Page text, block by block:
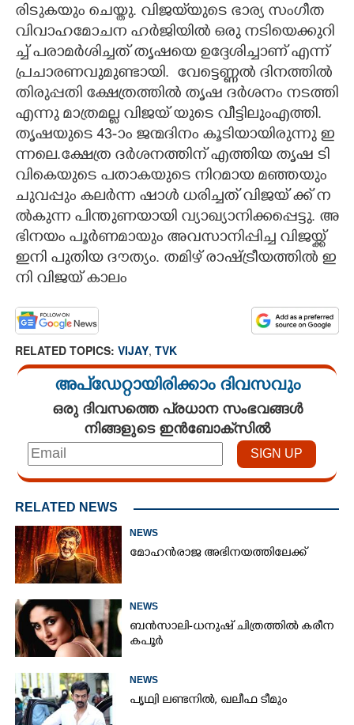
രിടുകയും ചെയ്തു. ​വി​ജ​യ്‌​യു​ടെ​ ​ഭാ​ര്യ​ ​സം​ഗീ​ത​ ​
വി​വാ​ഹ​മോ​ച​ന​ ​ഹ​ർ​ജി​യി​ൽ​ ​ഒ​രു​ ​ന​ടി​യെ​ക്കു​റി​
ച്ച് ​പ​രാ​മ​ർ​ശി​ച്ച​ത് ​തൃ​ഷ​യെ​ ​ഉ​ദ്ദേ​ശി​ച്ചാ​ണ് ​എ​ന്ന് ​
പ്ര​ചാ​ര​ണ​വു​മു​ണ്ടാ​യി.​ ​ വേ​ട്ടെ​ണ്ണ​ൽ​ ​ദി​ന​ത്തി​ൽ​ ​
തി​രു​പ്പ​തി​ ​ക്ഷേ​ത്ര​ത്തി​ൽ​ ​തൃ​ഷ​ ​ദ​ർ​ശ​നം​ ​ന​ട​ത്തി​
​എ​ന്നു​ ​മാ​ത്ര​മ​ല്ല​ ​വി​ജ​യ് ​യു​ടെ​ ​വീ​ട്ടി​ലുംഎ​ത്തി.
തൃ​ഷ​യു​ടെ​ 43​-ാം​ ​ജ​ന്മ​ദി​നം​ ​കൂ​ടി​യാ​യി​രു​ന്നു​ ​ഇ​
ന്ന​ലെ.​ക്ഷേ​ത്ര​ ​ദ​ർ​ശ​ന​ത്തി​ന് ​എ​ത്തി​യ​ ​തൃ​ഷ​ ​ടി​
വി​കെ​യു​ടെ​ ​പ​താ​ക​യു​ടെ​ ​നി​റ​മാ​യ​ ​മ​ഞ്ഞ​യും​ ​
ചു​വ​പ്പും​ ​ക​ല​ർ​ന്ന​ ​ഷാൾ ​ധ​രി​ച്ച​ത് വി​ജ​യ് ​ക്ക് ​ന​
ൽ​കു​ന്ന​ ​പി​ന്തു​ണ​യാ​യി​ ​വ്യാ​ഖ്യാ​നി​ക്ക​പ്പെ​ട്ടു. ​അ​
ഭി​ന​യം​ ​പൂ​ർ​ണ​മാ​യും​ ​അ​വ​സാ​നി​പ്പി​ച്ച​ ​വി​ജയ്ക്ക്
ഇനി പുതിയ ദൗത്യം.​ ​ത​മി​ഴ് ​രാ​ഷ്ട്രീ​യ​ത്തി​ൽ​ ​ഇ​
നി​ ​വി​ജ​യ് ​കാ​ലം
RELATED TOPICS: VIJAY, TVK
അപ്ഡേറ്റായിരിക്കാം ദിവസവും
ഒരു ദിവസത്തെ പ്രധാന സംഭവങ്ങൾ
നിങ്ങളുടെ ഇൻബോക്സിൽ
RELATED NEWS
NEWS
മോഹൻരാജ അഭിനയത്തിലേക്ക്
NEWS
ബൻസാലി-ധനുഷ് ചിത്രത്തിൽ കരീന
കപൂർ
NEWS
പൃഥ്വി ലണ്ടനിൽ, ഖലീഫ ടീമും